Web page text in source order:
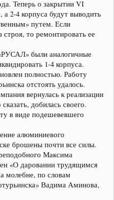
Теперь о закрытии VI
2-4 корпуса будут выводить
путем. Если
строя, то ремонтировать ее
были аналогичные
1-4 корпуса.
полностью. Работу
отстоять удалось.
вернулась к реализации
добилась своего.
в виде подешевевшего
алюминиевого
брошены почти все силы.
Максима
«О даровании трудящимся
молебне, по словам
Вадима Аминова,